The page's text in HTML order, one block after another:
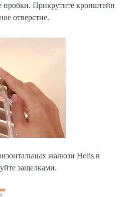
пробки. Прикрутите кронштейн
отверстие.
жалюзи Holis в
защелками.